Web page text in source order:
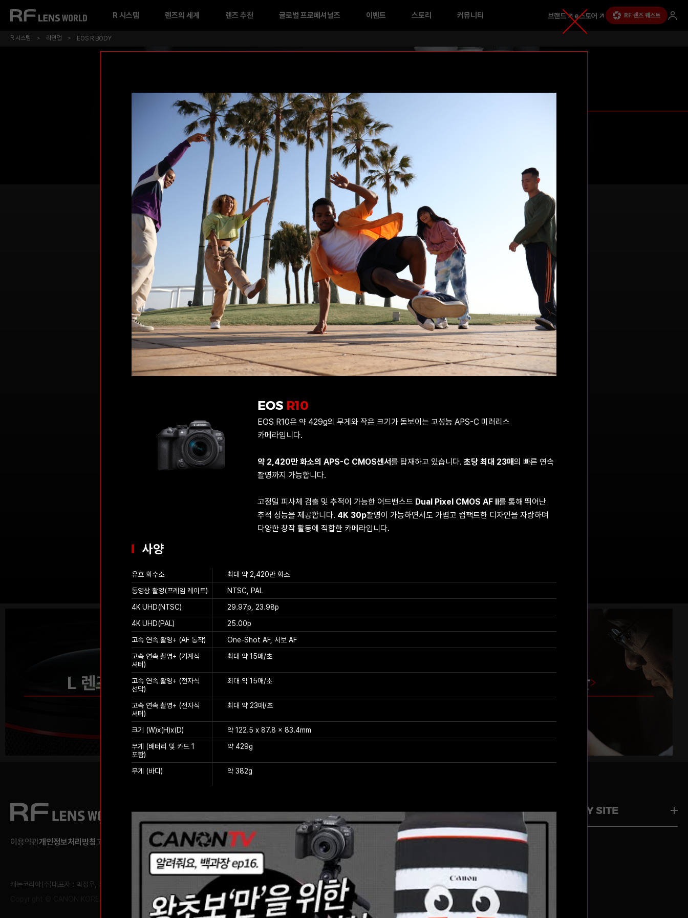
EOS R10
EOS R10은 약 429g의 무게와 작은 크기가 돋보이는 고성능 APS-C 미러리스
카메라입니다.
약 2,420만 화소의 APS-C CMOS센서를 탑재하고 있습니다. 초당 최대 23매의 빠른 연속
촬영까지 가능합니다.
고정밀 피사체 검출 및 추적이 가능한 어드밴스드 Dual Pixel CMOS AF II를 통해 뛰어난
추적 성능을 제공합니다. 4K 30p촬영이 가능하면서도 가볍고 컴팩트한 디자인을 자랑하며
다양한 창작 활동에 적합한 카메라입니다.
사양
유효 화수소
최대 약 2,420만 화소
동영상 촬영(프레임 레이트)
NTSC, PAL
4K UHD(NTSC)
29.97p, 23.98p
4K UHD(PAL)
25.00p
고속 연속 촬영+ (AF 동작)
One-Shot AF, 서보 AF
고속 연속 촬영+ (기계식
셔터)
최대 약 15매/초
고속 연속 촬영+ (전자식
선막)
최대 약 15매/초
고속 연속 촬영+ (전자식
셔터)
최대 약 23매/초
크기 (W)x(H)x(D)
약 122.5 x 87.8 x 83.4mm
무게 (배터리 및 카드 1
포함)
약 429g
무게 (바디) 약 382g
R 시스템 렌즈의 세계 렌즈 추천 글로벌 프로페셔널즈 이벤트 스토리 커뮤니티 브랜드 e스토어 RF 렌즈 퀘스트
R 시스템 라인업 EOS R BODY
라인업
EOS R BODY
풀프레임 APS-C
EOS R1 EOS R3 EOS R5 Mark II EOS R5
EOS R6 MarkIII
EOS RP
L 렌즈의 세계 개발·생산
이용약관개인정보처리방침고정형 영상정보처리기기 운영 관리방침고객지원
캐논코리아(주)대표자 : 박정우, 코시미즈 요시유키 사업자등록번호 : 120-81-15636 통신판매 번호 : 강남-01282주소 : 서울특별시 강남구 테헤란로 607 (삼성동)
복합기 • 카메라 컨택센터 : 1533-3355
Copyright © CANON KOREA All Rights reserved
FAMILY SITE